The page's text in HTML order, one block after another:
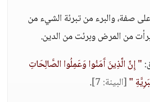
صفة، والبرء من تبرئة الشيء من
من المرض وبرئت من الدين.
" إِنَّ الَّذِينَ آَمَنُوا وَعَمِلُوا الصَّالِحَاتِ
"[البينة: 7]
.